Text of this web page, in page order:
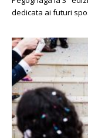
dedicata ai futuri